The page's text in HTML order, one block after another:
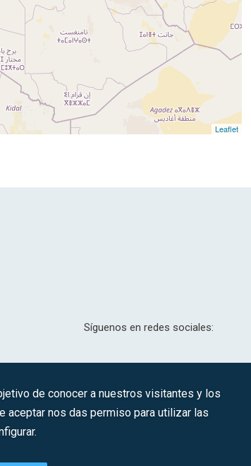
Leaflet
Síguenos en redes sociales:
CONTACTO
de conocer a nuestros visitantes y los
aceptar nos das permiso para utilizar las